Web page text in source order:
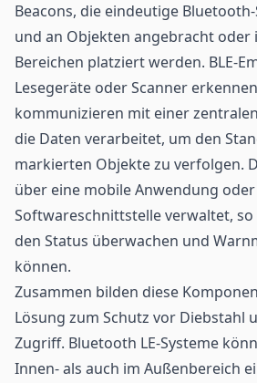
Beacons, die eindeutige
und an Objekten angebracht oder
Bereichen platziert werden. BLE-
Lesegeräte oder Scanner
kommunizieren mit einer
die Daten verarbeitet, um den
markierten Objekte zu verfolgen.
über eine mobile Anwendung
Softwareschnittstelle verwaltet, so
den Status überwachen und
können.
Zusammen bilden diese
Lösung zum Schutz vor Diebstahl
Zugriff. Bluetooth LE-Systeme
Innen- als auch im Außenbereich